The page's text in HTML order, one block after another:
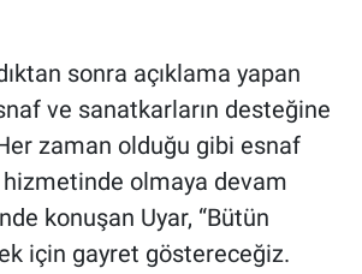
sonra açıklama yapan
ve sanatkarların desteğine
zaman olduğu gibi esnaf
hizmetinde olmaya devam
konuşan Uyar, “Bütün
için gayret göstereceğiz.